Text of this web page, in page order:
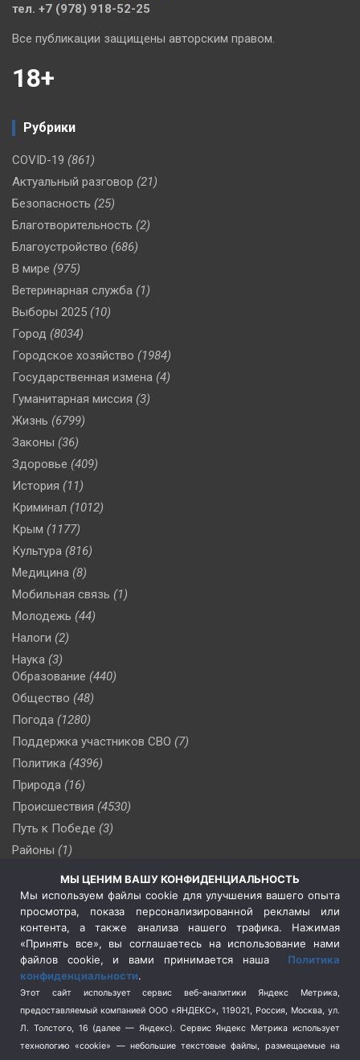
тел. +7 (978) 918-52-25
Все публикации защищены авторским правом.
18+
Рубрики
COVID-19 (861)
Актуальный разговор (21)
Безопасность (25)
Благотворительность (2)
Благоустройство (686)
В мире (975)
Ветеринарная служба (1)
Выборы 2025 (10)
Город (8034)
Городское хозяйство (1984)
Государственная измена (4)
Гуманитарная миссия (3)
Жизнь (6799)
Законы (36)
Здоровье (409)
История (11)
Криминал (1012)
Крым (1177)
Культура (816)
Медицина (8)
Мобильная связь (1)
Молодежь (44)
Налоги (2)
Наука (3)
Образование (440)
Общество (48)
Погода (1280)
Поддержка участников СВО (7)
Политика (4396)
Природа (16)
Происшествия (4530)
Путь к Победе (3)
Районы (1)
(509)
Сельское хозяйство (3)
Социальная политика
(3)
Спецоперация в Украине
Спецоперация на Украине
(404)
Спорт (740)
Терроризм (1)
Транспорт (262)
МЫ ЦЕНИМ ВАШУ КОНФИДЕНЦИАЛЬНОСТЬ
Мы используем файлы cookie для улучшения вашего опыта
просмотра, показа персонализированной рекламы или
контента, а также анализа нашего трафика. Нажимая
«Принять все», вы соглашаетесь на использование нами
файлов cookie, и вами принимается наша Политика
конфиденциальности.
Этот сайт использует сервис веб-аналитики Яндекс Метрика,
предоставляемый компанией ООО «ЯНДЕКС», 119021, Россия, Москва, ул.
Л. Толстого, 16 (далее — Яндекс). Сервис Яндекс Метрика использует
технологию «cookie» — небольшие текстовые файлы, размещаемые на